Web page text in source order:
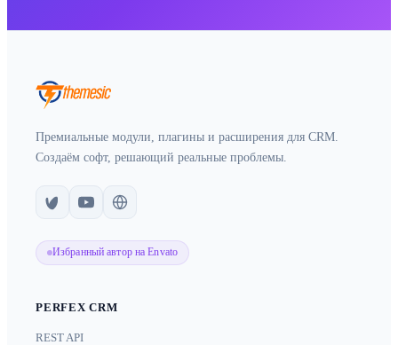
Премиальные модули, плагины и расширения для CRM.
Создаём софт, решающий реальные проблемы.
Избранный автор на Envato
PERFEX CRM
REST API